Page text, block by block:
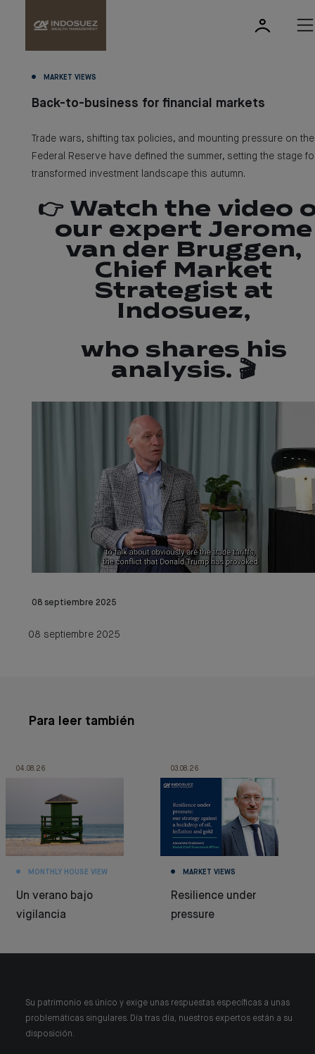
MARKET VIEWS
Back-to-business for financial markets
Trade wars, shifting tax policies, and mounting pressure on the
Federal Reserve have defined the summer, setting the stage
transformed investment landscape this autumn.
👉 Watch the video
our expert Jerome
van der Bruggen,
Chief Market
Strategist at
Indosuez,
who shares his
analysis. 🎬
08 septiembre 2025
08 septiembre 2025
Para leer también
04.08.26
MONTHLY HOUSE VIEW
Un verano bajo
vigilancia
03.08.26
MARKET VIEWS
Resilience under
pressure
Su patrimonio es único y exige unas respuestas específicas a unas
problemáticas singulares. Día tras día, nuestros expertos están a su
disposición.